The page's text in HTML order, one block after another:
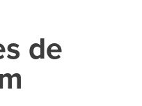
de